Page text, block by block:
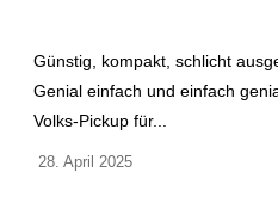
Günstig, kompakt, schlicht
Genial einfach und einfach
Volks-Pickup für...
28. April 2025